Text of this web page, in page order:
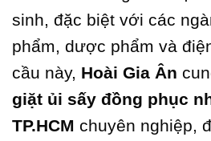
sinh, đặc biệt với các
phẩm, dược phẩm và
cầu này, Hoài Gia Ân
giặt ủi sấy đồng phục
TP.HCM chuyên nghiệp,